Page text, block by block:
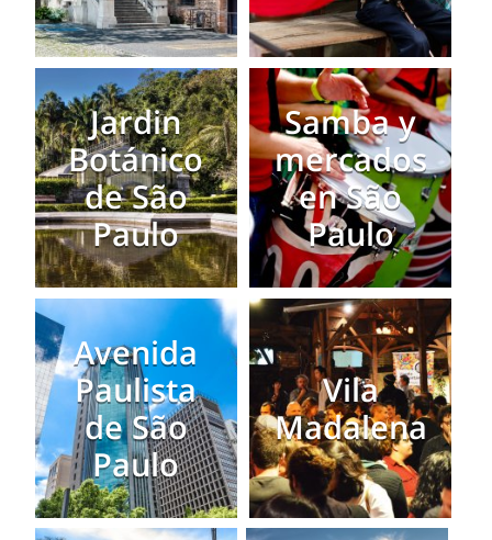
Jardin
Botánico
de São
Paulo
Samba y
mercados
en São
Paulo
Avenida
Paulista
de São
Paulo
Vila
Madalena